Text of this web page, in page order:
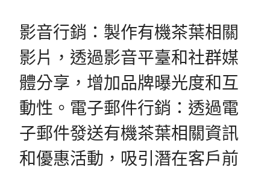
影音行銷：製作有機茶葉相關
影片，透過影音平臺和社群媒
體分享，增加品牌曝光度和互
動性。電子郵件行銷：透過電
子郵件發送有機茶葉相關資訊
和優惠活動，吸引潛在客戶前